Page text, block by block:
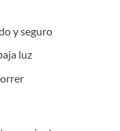
y seguro
luz